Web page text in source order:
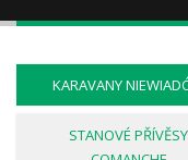
KARAVANY
STANOVÉ PŘÍVĚSY